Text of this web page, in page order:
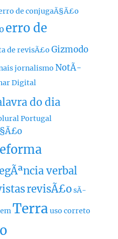
de conjugaÃ§Ã£o
erro de
de revisÃ£o Gizmodo
jornalismo NotÃ­
Digital
do dia
Portugal
verbal
revisÃ£osÃ­
Terra uso correto